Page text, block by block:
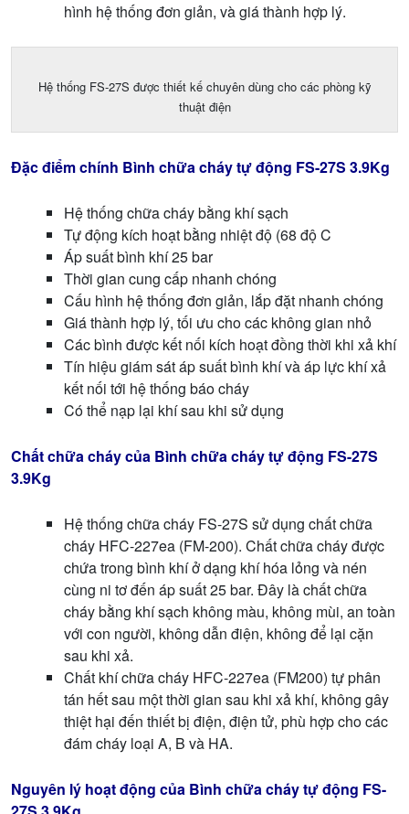
hình hệ thống đơn giản, và giá thành hợp lý.
Hệ thống FS-27S được thiết kế chuyên dùng cho các phòng kỹ
thuật điện
Đặc điểm chính Bình chữa cháy tự động FS-27S 3.9Kg
Hệ thống chữa cháy bằng khí sạch
Tự động kích hoạt bằng nhiệt độ (68 độ C
Áp suất bình khí 25 bar
Thời gian cung cấp nhanh chóng
Cấu hình hệ thống đơn giản, lắp đặt nhanh chóng
Giá thành hợp lý, tối ưu cho các không gian nhỏ
Các bình được kết nối kích hoạt đồng thời khi xả khí
Tín hiệu giám sát áp suất bình khí và áp lực khí xả
kết nối tới hệ thống báo cháy
Có thể nạp lại khí sau khi sử dụng
Chất chữa cháy của Bình chữa cháy tự động FS-27S
3.9Kg
Hệ thống chữa cháy FS-27S sử dụng chất chữa
cháy HFC-227ea (FM-200). Chất chữa cháy được
chứa trong bình khí ở dạng khí hóa lỏng và nén
cùng ni tơ đến áp suất 25 bar. Đây là chất chữa
cháy bằng khí sạch không màu, không mùi, an toàn
với con người, không dẫn điện, không để lại cặn
sau khi xả.
Chất khí chữa cháy HFC-227ea (FM200) tự phân
tán hết sau một thời gian sau khi xả khí, không gây
thiệt hại đến thiết bị điện, điện tử, phù hợp cho các
đám cháy loại A, B và HA.
Nguyên lý hoạt động của Bình chữa cháy tự động FS-